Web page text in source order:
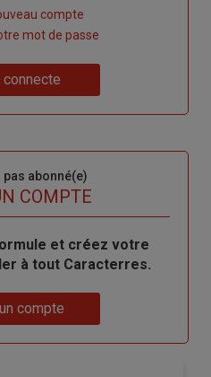
compte
mot de passe
pas abonné(e)
COMPTE
et créez votre
à tout Caracterres.
compte